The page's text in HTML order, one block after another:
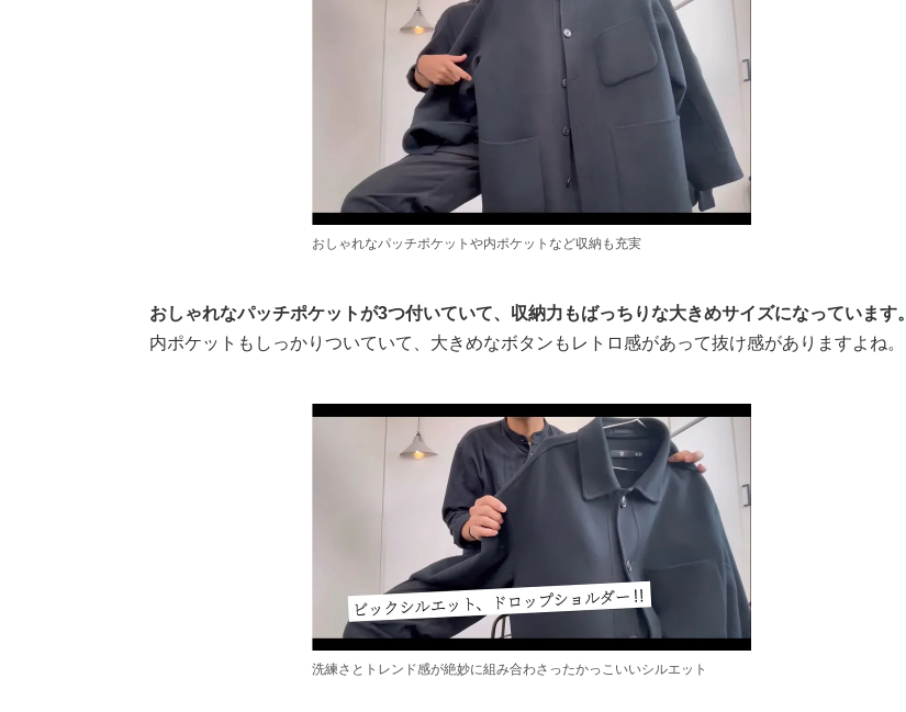
おしゃれなパッチポケットや内ポケットなど収納も充実
おしゃれなパッチポケットが3つ付いていて、収納力もばっちりな大きめサイズになっています。
内ポケットもしっかりついていて、大きめなボタンもレトロ感があって抜け感がありますよね。
洗練さとトレンド感が絶妙に組み合わさったかっこいいシルエット